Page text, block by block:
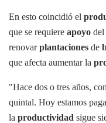
En esto coincidió el
que se requiere apoyo del
renovarplantaciones de
que afecta aumentar la
"Hace dos o tres años,
quintal. Hoy estamos
la productividad sigue